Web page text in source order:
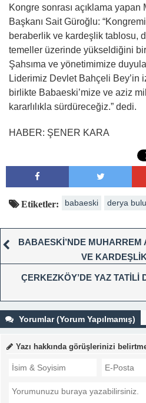
Kongre sonrası açıklama
Başkanı Sait Güroğlu:
beraberlik ve kardeşlik tablosu,
temeller üzerinde yükseldiğini
Şahsıma ve yönetimimize
Liderimiz Devlet Bahçeli Bey’in
birlikte Babaeski’mize ve aziz
kararlılıkla sürdüreceğiz.” dedi.
HABER: ŞENER KARA
Etiketler: babaeski derya
BABAESKİ’NDE
VE
ÇERKEZKÖY’DE YAZ
Yorumlar (Yorum Yapılmamış)
Yazı hakkında görüşlerinizi